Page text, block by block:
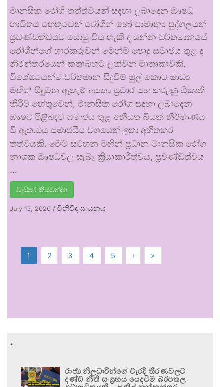
මානසික රෝගී තත්ත්වයන් සඳහා ලබාදෙන ඖෂධ
භාවිතය හේතුවෙන් රෝගීන් හෝ සාමාන්‍ය පුද්ගලයන්
ප්‍රචණ්ඩත්වයට යොමු විය හැකි ද යන්න වර්තමානයේ
රෝගීන්ගේ භාරකරුවන් මෙන්ම පොදු සමාජය තුළ ද
නිරන්තරයෙන් කතාබහට ලක්වන මාතෘකාවකි.
විශේෂයෙන්ම වර්තමාන සිදුවීම් මුල් කොට මාධ්‍ය
මඟින් සිදුවන ඇතැම් අසත්‍ය ප්‍රචාර සහ කරුණු විකෘති
කිරීම් හේතුවෙන්, මානසික රෝග සඳහා ලබාදෙන
ඖෂධ පිළිබඳව සමාජය තුළ අනියත බියක් නිර්මාණය
වී ඇත.එය සමාජයීය වශයෙන් ඉතා අහිතකර
තත්වයකි. මෙම සටහන මඟින් ප්‍රධාන මානසික රෝග
නාශක ඖෂධවල සැබෑ ක්‍රියාකාරීත්වය, ප්‍රචණ්ඩත්වය
…
වැඩිපුර කියවන්න
July 15, 2026 / විනිවිද සායනය
1 2 3 4 5 › »
.
රාජ්‍ය නිලධාරීන්ගේ වැරදි තීරණවලට
දණ්ඩ නීති සංග්‍රහය යෙදවීම බරපතල